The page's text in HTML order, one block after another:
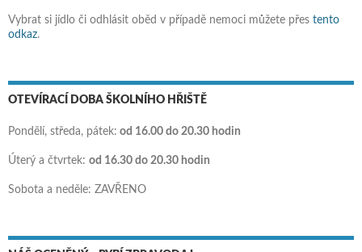
Vybrat si jídlo či odhlásit oběd v případě nemoci můžete přes tento
odkaz.
OTEVÍRACÍ DOBA ŠKOLNÍHO HŘIŠTĚ
Pondělí, středa, pátek: od 16.00 do 20.30 hodin
Úterý a čtvrtek: od 16.30 do 20.30 hodin
Sobota a neděle: ZAVŘENO